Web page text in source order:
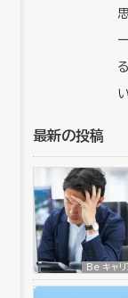
最新の投稿
Be キャリ